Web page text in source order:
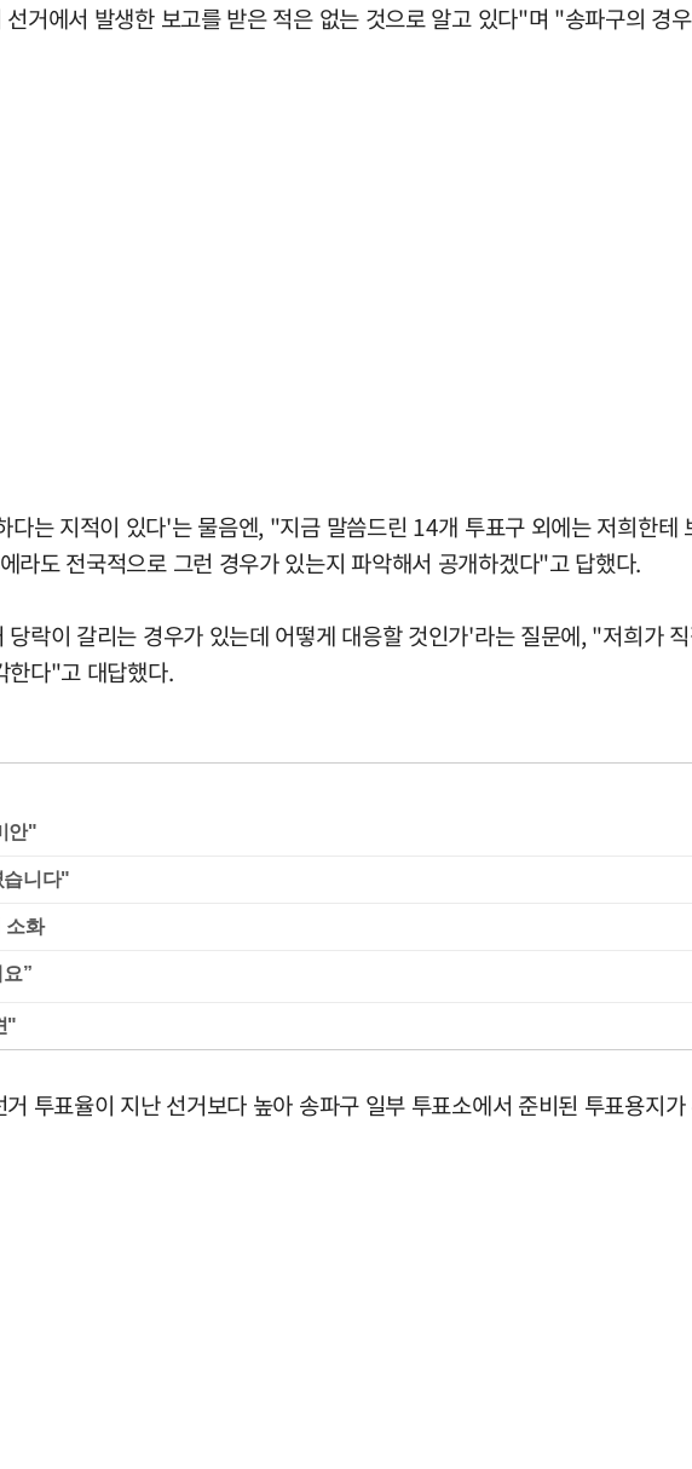
거에서 발생한 보고를 받은 적은 없는 것으로 알고 있다"며 "송파구의 경
는 지적이 있다'는 물음엔, "지금 말씀드린 14개 투표구 외에는 저희한
라도 전국적으로 그런 경우가 있는지 파악해서 공개하겠다"고 답했다.
락이 갈리는 경우가 있는데 어떻게 대응할 것인가'라는 질문에, "저희가
한다"고 대답했다.
안"
니다"
소화
"
투표율이 지난 선거보다 높아 송파구 일부 투표소에서 준비된 투표용지